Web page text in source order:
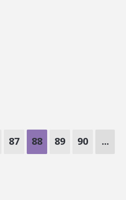
87 88 89 90 ...